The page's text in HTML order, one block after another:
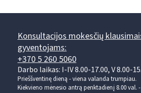
Konsultacijos mokesčių
gyventojams:
+370 5 260 5060
Darbo laikas: I-IV 8.00-17.00, V 8.00-
Prieššventinę dieną - viena valanda trumpiau.
Kiekvieno mėnesio antrą penktadienį 8.00 val. -